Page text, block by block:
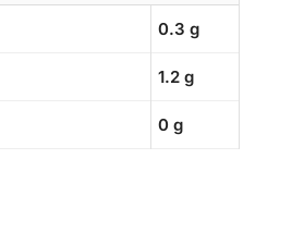
0.3 g
1.2 g
0 g